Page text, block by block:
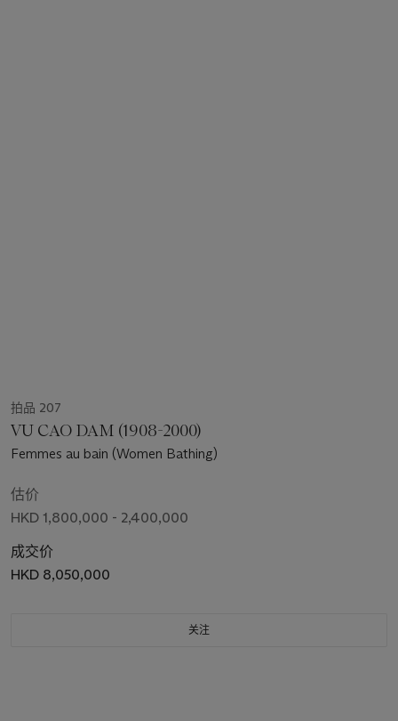
拍品 207
VU CAO DAM (1908-2000)
Femmes au bain (Women Bathing)
估价
HKD 1,800,000 - 2,400,000
成交价
HKD 8,050,000
关注